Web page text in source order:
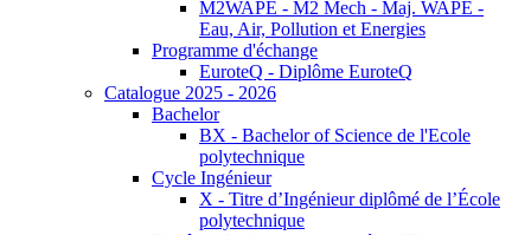
M2WAPE - M2 Mech - Maj. WAPE -
Eau, Air, Pollution et Energies
Programme d'échange
EuroteQ - Diplôme EuroteQ
Catalogue 2025 - 2026
Bachelor
BX - Bachelor of Science de l'Ecole
polytechnique
Cycle Ingénieur
X - Titre d’Ingénieur diplômé de l’École
polytechnique